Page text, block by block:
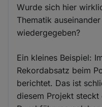
Wurde sich hier
Thematik
wiedergegeben?
Ein kleines Beispiel:
Rekordabsatz beim
berichtet. Das ist
diesem Projekt